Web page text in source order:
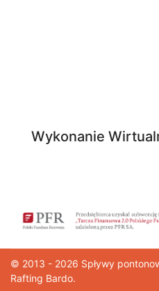
Wykonanie
© 2013 - 2026 Spływy
Rafting Bardo.